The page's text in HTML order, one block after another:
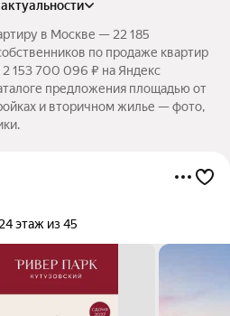
актуальности
в Москве — 22 185
по продаже квартир
153 700 096 ₽ на Яндекс
предложения площадью от
и вторичном жилье — фото,
24 этаж из 45